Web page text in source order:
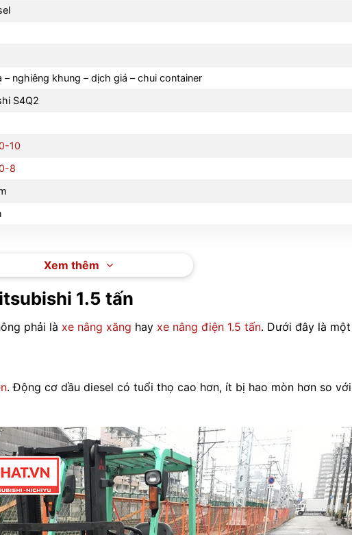
– nghiêng khung – dịch giá – chui container
S4Q2
10
8
IPS
– lốp đơn
Xem thêm
1.5 tấn
phải là xe nâng xăng hay xe nâng điện 1.5 tấn. Dưới đây là
. Động cơ dầu diesel có tuổi thọ cao hơn, ít bị hao mòn hơn so